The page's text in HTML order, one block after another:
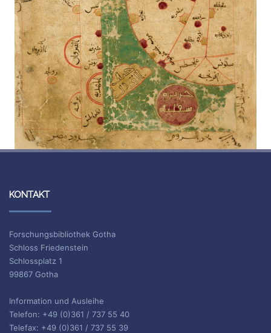
KONTAKT
Forschungsbibliothek Gotha
Schloss Friedenstein
Schlossplatz 1
99867 Gotha
Information und Ausleihe
Telefon: +49 (0)361 / 737 55 40
Telefax: +49 (0)361 / 737 55 39